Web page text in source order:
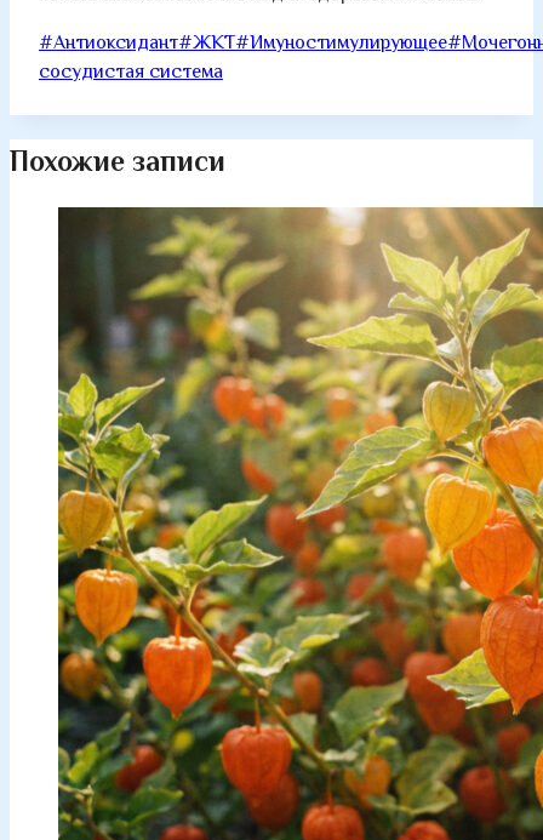
Метки
записи:
#Антиоксидант#ЖКТ#Имуностимулирующее#
сосудистая система
Похожие записи